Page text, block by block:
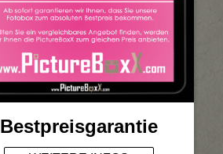
Bestpreisgarantie